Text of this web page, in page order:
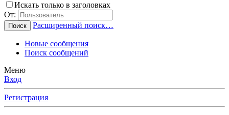
Искать только в заголовках
От:
Поиск Расширенный поиск…
Новые сообщения
Поиск сообщений
Меню
Вход
Регистрация